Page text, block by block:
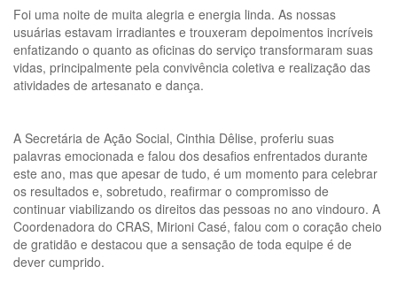
Foi uma noite de muita alegria e energia linda. As nossas
usuárias estavam irradiantes e trouxeram depoimentos incríveis
enfatizando o quanto as oficinas do serviço transformaram suas
vidas, principalmente pela convivência coletiva e realização das
atividades de artesanato e dança.
A Secretária de Ação Social, Cinthia Dêlise, proferiu suas
palavras emocionada e falou dos desafios enfrentados durante
este ano, mas que apesar de tudo, é um momento para celebrar
os resultados e, sobretudo, reafirmar o compromisso de
continuar viabilizando os direitos das pessoas no ano vindouro. A
Coordenadora do CRAS, Mirioni Casé, falou com o coração cheio
de gratidão e destacou que a sensação de toda equipe é de
dever cumprido.